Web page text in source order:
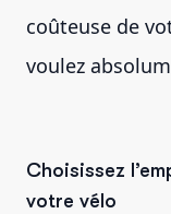
coûteuse de
voulez
Choisissez
votre vélo